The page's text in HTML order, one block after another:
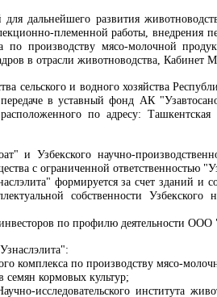
дальнейшего развития
племенной работы, внедрения
по производству мясо-молочной
в отрасли животноводства, Кабинет
сельского и водного хозяйства
в уставный фонд АК
по адресу:
и Узбекского научно-
с ограниченной ответственностью
формируется за счет зданий и
собственности Узбекского
по профилю деятельности ООО
комплекса по производству мясо-
кормовых культур;
исследовательского института